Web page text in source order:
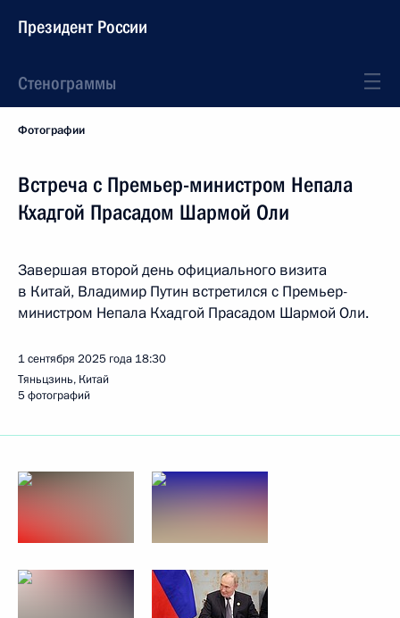
Президент России
Стенограммы
Фотографии
Встреча с Премьер-министром Непала
Кхадгой Прасадом Шармой Оли
Завершая второй день официального визита
в Китай, Владимир Путин встретился с Премьер-
министром Непала Кхадгой Прасадом Шармой Оли.
1 сентября 2025 года 18:30
Тяньцзинь, Китай
5 фотографий